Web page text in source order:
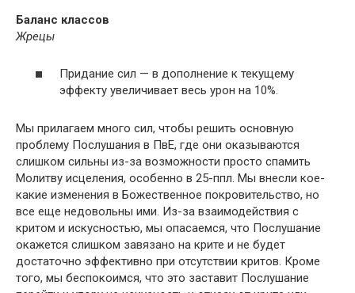
Баланс классов
Жрецы
Придание сил — в дополнение к текущему
эффекту увеличивает весь урон на 10%.
Мы прилагаем много сил, чтобы решить основную
проблему Послушания в ПвЕ, где они оказываются
слишком сильны из-за возможности просто спамить
Молитву исцеления, особенно в 25-ппл. Мы внесли кое-
какие изменения в Божественное покровительство, но
все еще недовольны ими. Из-за взаимодействия с
критом и искусностью, мы опасаемся, что Послушание
окажется слишком завязано на крите и не будет
достаточно эффективно при отсутствии критов. Кроме
того, мы беспокоимся, что это заставит Послушание